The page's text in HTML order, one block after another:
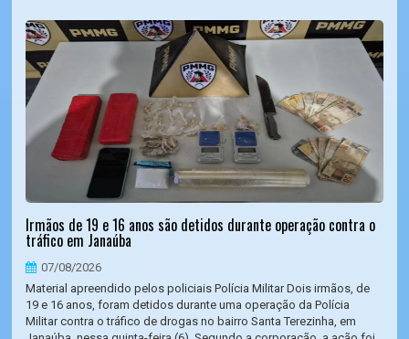
Irmãos de 19 e 16 anos são detidos durante operação contra o
tráfico em Janaúba
07/08/2026
Material apreendido pelos policiais Polícia Militar Dois irmãos, de
19 e 16 anos, foram detidos durante uma operação da Polícia
Militar contra o tráfico de drogas no bairro Santa Terezinha, em